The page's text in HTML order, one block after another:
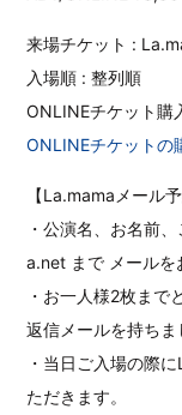
来場チケット :
入場順 : 整列順
ONLINEチケット
ONLINEチケットの
【La.mamaメール
・公演名、お名前
a.net まで メールを
・お一人様2枚まで
返信メールを持ちま
・当日ご入場の際
ただきます。